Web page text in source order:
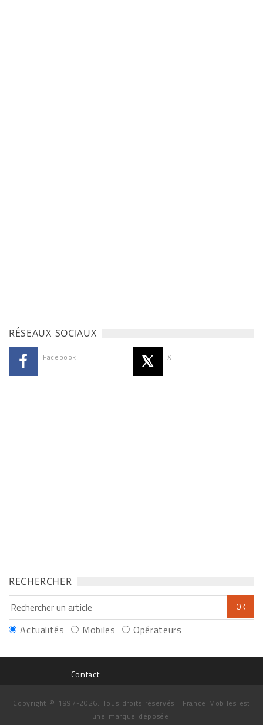
RÉSEAUX SOCIAUX
Facebook X
RECHERCHER
Actualités Mobiles Opérateurs
Contact
Copyright © 1997-2026. Tous droits réservés | France Mobiles est
une marque déposée.